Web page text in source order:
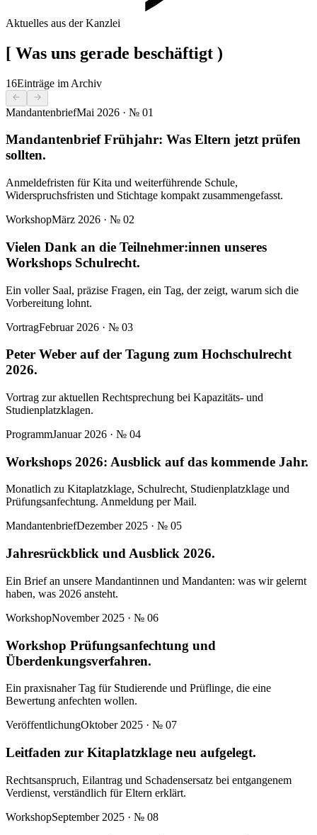
Aktuelles aus der Kanzlei
[ Was uns gerade beschäftigt )
16Einträge im Archiv
MandantenbriefMai 2026 · № 01
Mandantenbrief Frühjahr: Was Eltern jetzt prüfen
sollten.
Anmeldefristen für Kita und weiterführende Schule,
Widerspruchsfristen und Stichtage kompakt zusammengefasst.
WorkshopMärz 2026 · № 02
Vielen Dank an die Teilnehmer:innen unseres
Workshops Schulrecht.
Ein voller Saal, präzise Fragen, ein Tag, der zeigt, warum sich die
Vorbereitung lohnt.
VortragFebruar 2026 · № 03
Peter Weber auf der Tagung zum Hochschulrecht
2026.
Vortrag zur aktuellen Rechtsprechung bei Kapazitäts- und
Studienplatzklagen.
ProgrammJanuar 2026 · № 04
Workshops 2026: Ausblick auf das kommende Jahr.
Monatlich zu Kitaplatzklage, Schulrecht, Studienplatzklage und
Prüfungsanfechtung. Anmeldung per Mail.
MandantenbriefDezember 2025 · № 05
Jahresrückblick und Ausblick 2026.
Ein Brief an unsere Mandantinnen und Mandanten: was wir gelernt
haben, was 2026 ansteht.
WorkshopNovember 2025 · № 06
Workshop Prüfungsanfechtung und
Überdenkungsverfahren.
Ein praxisnaher Tag für Studierende und Prüflinge, die eine
Bewertung anfechten wollen.
VeröffentlichungOktober 2025 · № 07
Leitfaden zur Kitaplatzklage neu aufgelegt.
Rechtsanspruch, Eilantrag und Schadensersatz bei entgangenem
Verdienst, verständlich für Eltern erklärt.
WorkshopSeptember 2025 · № 08